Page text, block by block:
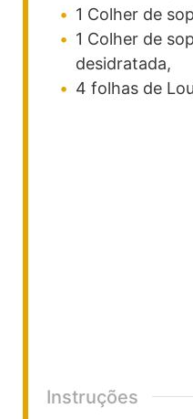
1 Colher de
1 Colher de
desidratada,
4 folhas de
Instruções